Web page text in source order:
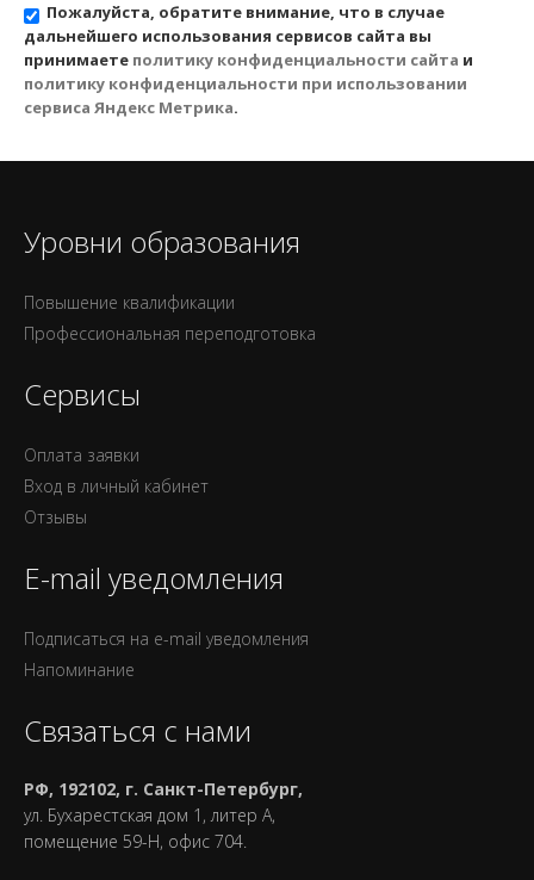
Пожалуйста, обратите внимание, что в случае
дальнейшего использования сервисов сайта вы
принимаете политику конфиденциальности сайта и
политику конфиденциальности при использовании
сервиса Яндекс Метрика.
Уровни образования
Повышение квалификации
Профессиональная переподготовка
Сервисы
Оплата заявки
Вход в личный кабинет
Отзывы
E-mail уведомления
Подписаться на e-mail уведомления
Напоминание
Связаться с нами
РФ, 192102, г. Санкт-Петербург,
ул. Бухарестская дом 1, литер А,
помещение 59-Н, офис 704.